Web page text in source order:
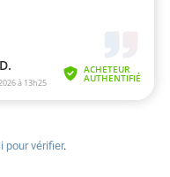
pour vérifier.